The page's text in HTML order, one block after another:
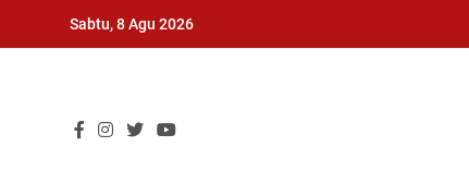
Sabtu, 8 Agu 2026